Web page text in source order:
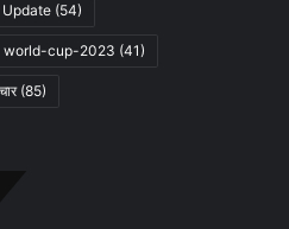
Update (54)
world-cup-2023 (41)
(85)